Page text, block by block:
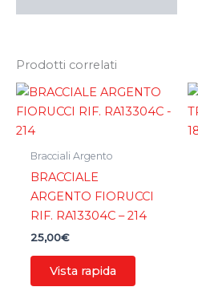
Prodotti correlati
Bracciali Argento
BRACCIALE
ARGENTO FIORUCCI
RIF. RA13304C – 214
25,00€
Vista rapida